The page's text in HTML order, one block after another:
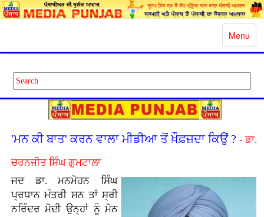
Toggle
Menu
'ਮਨ ਕੀ ਬਾਤ' ਕਰਨ ਵਾਲਾ ਮੀਡੀਆ ਤੋਂ ਖ਼ੌਫ਼ਜ਼ਦਾ ਕਿਉਂ ? - ਡਾ.
ਚਰਨਜੀਤ ਸਿੰਘ ਗੁਮਟਾਲਾ
ਜਦ ਡਾ. ਮਨਮੋਹਨ ਸਿੰਘ
ਪ੍ਰਧਾਨ ਮੰਤਰੀ ਸਨ ਤਾਂ ਸ੍ਰੀ
ਨਰਿੰਦਰ ਮੋਦੀ ਉਨ੍ਹਾਂ ਨੂੰ ਮੋਨ